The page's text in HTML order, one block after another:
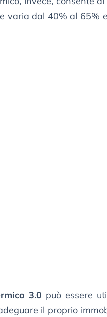
varia dal 40% al 65%
3.0 può essere
il proprio